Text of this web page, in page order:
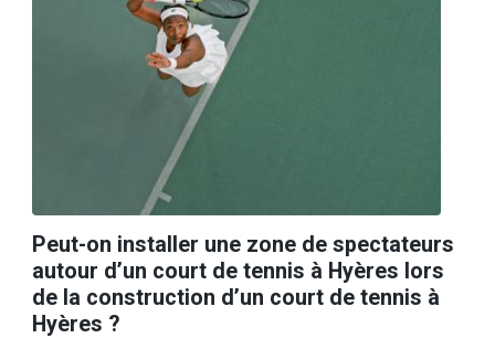
Peut-on installer une zone de spectateurs
autour d’un court de tennis à Hyères lors
de la construction d’un court de tennis à
Hyères ?